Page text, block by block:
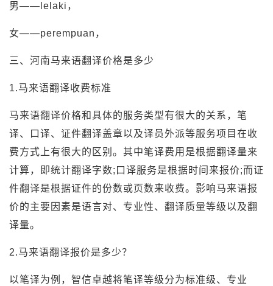
男——lelaki，
女——perempuan，
三、河南马来语翻译价格是多少
1.马来语翻译收费标准
马来语翻译价格和具体的服务类型有很大的关系，笔
译、口译、证件翻译盖章以及译员外派等服务项目在收
费方式上有很大的区别。其中笔译费用是根据翻译量来
计算，即统计翻译字数;口译服务是根据时间来报价;而证
件翻译是根据证件的份数或页数来收费。影响马来语报
价的主要因素是语言对、专业性、翻译质量等级以及翻
译量。
2.马来语翻译报价是多少？
以笔译为例，智信卓越将笔译等级分为标准级、专业